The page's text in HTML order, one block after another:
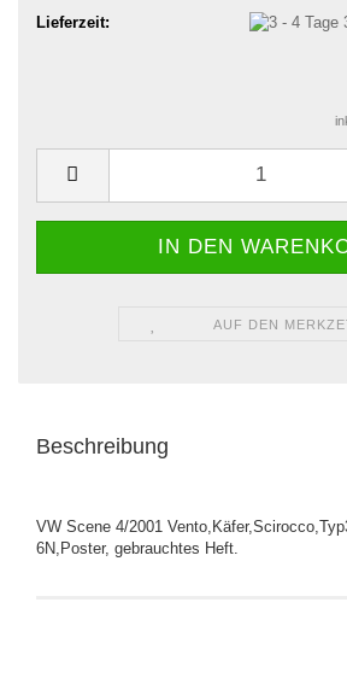
Lieferzeit:
AUF DEN
Beschreibung
VW Scene 4/2001
6N,Poster, gebrauchtes Heft.